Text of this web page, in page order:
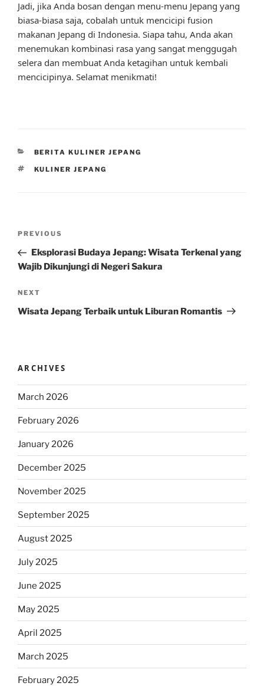
Jadi, jika Anda bosan dengan menu-menu Jepang yang
biasa-biasa saja, cobalah untuk mencicipi fusion
makanan Jepang di Indonesia. Siapa tahu, Anda akan
menemukan kombinasi rasa yang sangat menggugah
selera dan membuat Anda ketagihan untuk kembali
mencicipinya. Selamat menikmati!
CATEGORIES
BERITA KULINER JEPANG
TAGS
KULINER JEPANG
Previous
Post
PREVIOUS
Eksplorasi Budaya Jepang: Wisata Terkenal yang
Wajib Dikunjungi di Negeri Sakura
Next
Post
NEXT
Wisata Jepang Terbaik untuk Liburan Romantis
ARCHIVES
March 2026
February 2026
January 2026
December 2025
November 2025
September 2025
August 2025
July 2025
June 2025
May 2025
April 2025
March 2025
February 2025